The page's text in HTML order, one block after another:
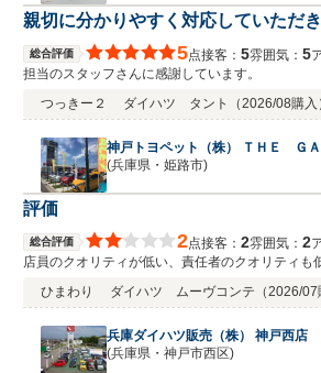
親切に分かりやすく対応していただ
総合評価 5点接客： 5雰囲気： 5
担当のスタッフさんに感謝しています。
つっきー２
ダイハツ タント （2026/08購入
神戸トヨペット（株） ＴＨＥ Ｇ
(兵庫県・姫路市)
評価
総合評価 2点接客： 2雰囲気： 2
店員のクオリティが低い、責任者のクオリティ
ひまわり
ダイハツ ムーヴコンテ （2026/07
兵庫ダイハツ販売（株） 神戸西店
(兵庫県・神戸市西区)